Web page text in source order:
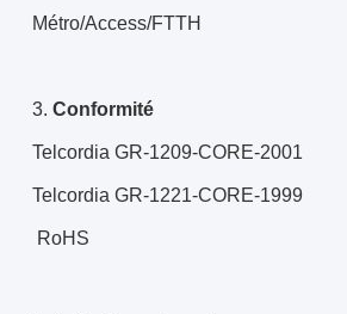
Métro/Access/FTTH
3. Conformité
Telcordia GR-1209-CORE-2001
Telcordia GR-1221-CORE-1999
RoHS